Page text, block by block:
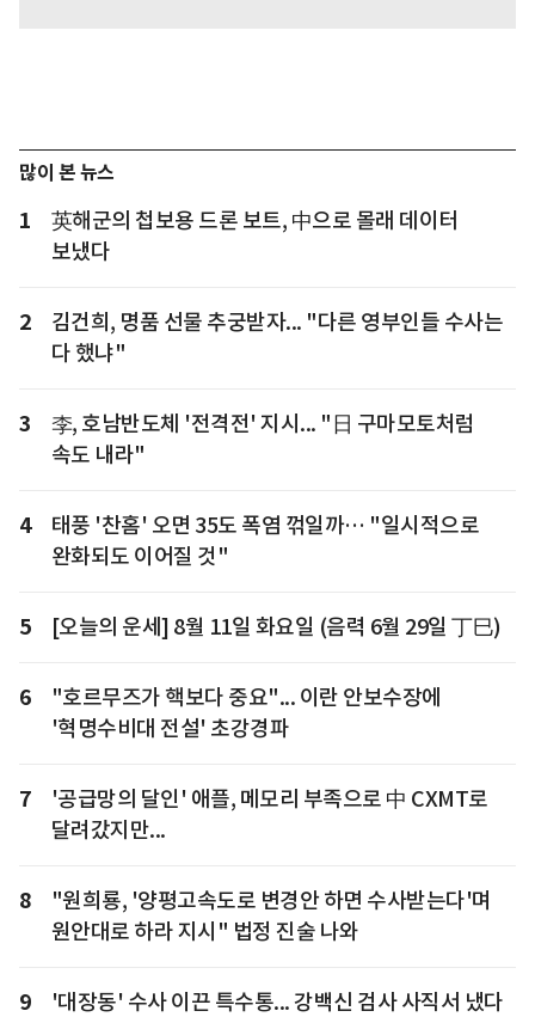
많이 본 뉴스
1
英해군의 첩보용 드론 보트, 中으로 몰래 데이터
보냈다
2
김건희, 명품 선물 추궁받자... "다른 영부인들 수사는
다 했냐"
3
李, 호남반도체 '전격전' 지시... "日 구마모토처럼
속도 내라"
4
태풍 '찬홈' 오면 35도 폭염 꺾일까… "일시적으로
완화되도 이어질 것"
5 [오늘의 운세] 8월 11일 화요일 (음력 6월 29일 丁巳)
6
"호르무즈가 핵보다 중요"... 이란 안보수장에
'혁명수비대 전설' 초강경파
7
'공급망의 달인' 애플, 메모리 부족으로 中 CXMT로
달려갔지만...
8
"원희룡, '양평고속도로 변경안 하면 수사받는다'며
원안대로 하라 지시" 법정 진술 나와
9 '대장동' 수사 이끈 특수통... 강백신 검사 사직서 냈다